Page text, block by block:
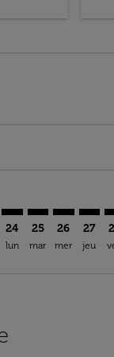
disclaimer.
offers-
view-offers-
cmp-view-
cmp-view-
GLN–CAI: cmp-
24
lun
GLN–CAI:
25
mar
26
mer
27
jeu